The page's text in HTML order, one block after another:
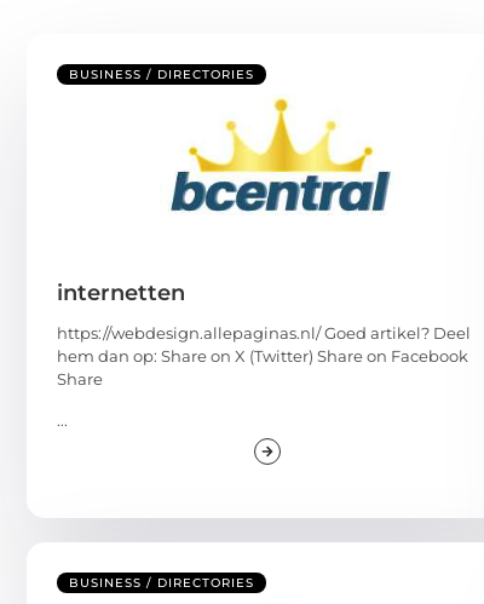
BUSINESS / DIRECTORIES
internetten
https://webdesign.allepaginas.nl/ Goed artikel? Deel
hem dan op: Share on X (Twitter) Share on Facebook
Share
...
BUSINESS / DIRECTORIES